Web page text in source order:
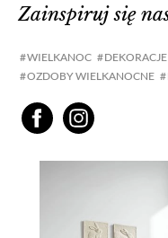
WIELKANOC
OZDOBY WIELKANOCNE
Zainspiruj się